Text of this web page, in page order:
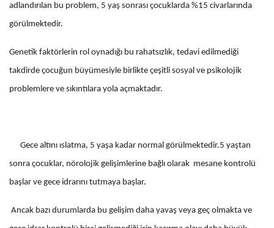
adlandırılan bu problem, 5 yaş sonrası çocuklarda %15 civarlarında
görülmektedir.
Genetik faktörlerin rol oynadığı bu rahatsızlık, tedavi edilmediği
takdirde çocuğun büyümesiyle birlikte çeşitli sosyal ve psikolojik
problemlere ve sıkıntılara yola açmaktadır.
Gece altını ıslatma, 5 yaşa kadar normal görülmektedir.5 yaştan
sonra çocuklar, nörolojik gelişimlerine bağlı olarak mesane kontrolü
başlar ve gece idrarını tutmaya başlar.
Ancak bazı durumlarda bu gelişim daha yavaş veya geç olmakta ve